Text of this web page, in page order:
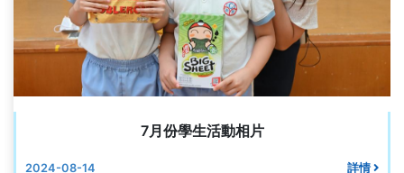
7月份學生活動相片
2024-08-14 詳情